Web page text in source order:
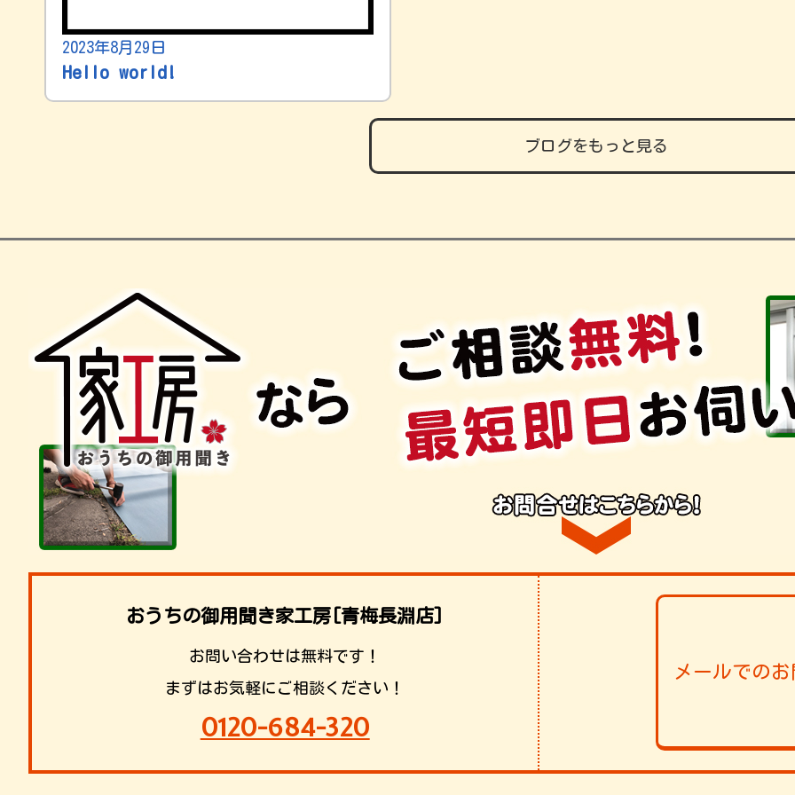
2023年8月29日
Hello world!
ブログをもっと見る
おうちの御用聞き家工房[青梅長淵店]
お問い合わせは無料です！
まずはお気軽にご相談ください！
0120-684-320
メールでの